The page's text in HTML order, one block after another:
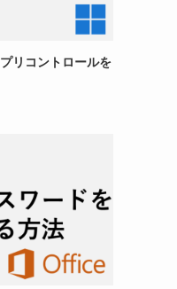
リコントロールを